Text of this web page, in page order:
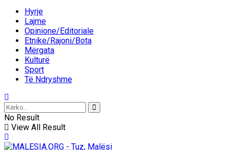
Hyrje
Lajme
Opinione/Editoriale
Etnike/Rajoni/Bota
Mërgata
Kulturë
Sport
Të Ndryshme
No Result
View All Result